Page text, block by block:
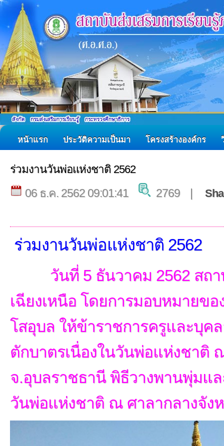
หน้าแรก ประวัติความเป็นมา โครงสร้างองค์กร
ร่วมงานวันพ่อแห่งชาติ 2562
06 ธ.ค. 2562 09:01:41 2769 |
ร่วมงานวันพ่อแห่งชาติ 2562
วันที่ 5 ธันวาคม 2562 สถา
เฉียงเหนือ โดยการมอบหมายข
โสอุบล ให้ข้าราชการครูและบุค
ตักบาตรเนื่องในวันพ่อแห่งชาติ
จ.อุบลราชธานี พิธีวางพานพุ่มแล
วันพ่อแห่งชาติ ณ ศาลากลางจัง